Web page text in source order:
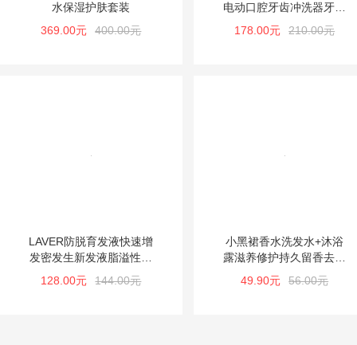
水保湿护肤套装
369.00元
400.00元
电动口腔牙齿冲洗器牙龈
牙缝清洁器洁牙器
178.00元 210.00元
LAVER防脱育发液快速增
发密发生新发液脂溢性脱
发头发增长液男女
128.00元 144.00元
小黑裙香水洗发水+沐浴
露滋养修护持久留香去屑
止痒控油
49.90元 56.00元